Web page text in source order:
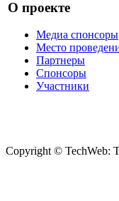
О проекте
Медиа спонсоры
Место
Партнеры
Спонсоры
Участники
Copyright © TechWeb: